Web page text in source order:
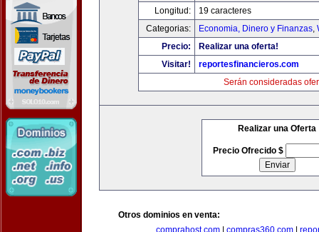
Longitud:
19 caracteres
Categorias:
Economia, Dinero y Finanzas,
Precio:
Realizar una oferta!
Visitar!
reportesfinancieros.com
Serán consideradas
Realizar una Oferta
Precio Ofrecido $
Otros dominios en venta:
comprahost.com| compras360.com|